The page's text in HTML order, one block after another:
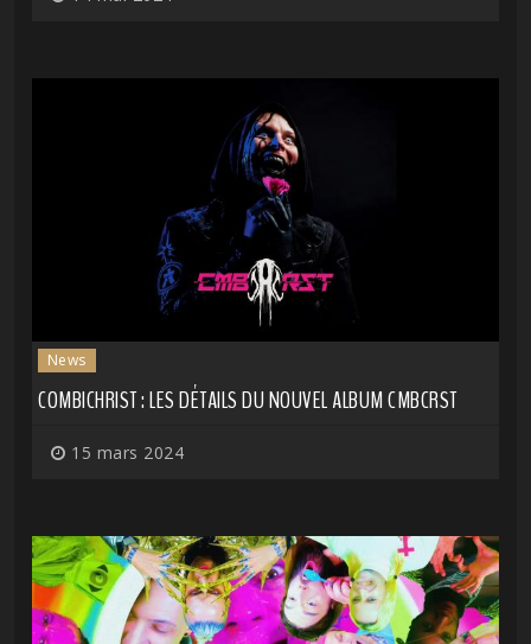
News
COMBICHRIST : LES DÉTAILS DU NOUVEL ALBUM CMBCRST
15 mars 2024